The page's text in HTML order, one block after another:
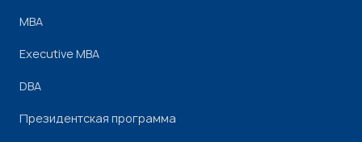
МВА
Executive MBA
DBA
Президентская программа